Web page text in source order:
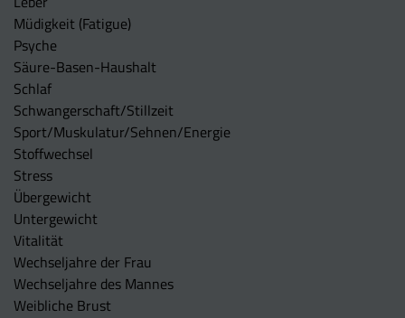
Müdigkeit (Fatigue)
Psyche
Säure-Basen-Haushalt
Schlaf
Schwangerschaft/Stillzeit
Sport/Muskulatur/Sehnen/Energie
Stoffwechsel
Stress
Übergewicht
Untergewicht
Vitalität
Wechseljahre der Frau
Wechseljahre des Mannes
Weibliche Brust